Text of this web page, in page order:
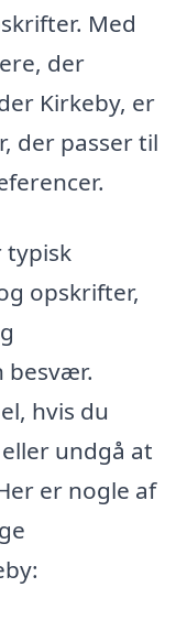
Med
der
Kirkeby, er
der passer til
typisk
opskrifter,
besvær.
hvis du
undgå at
er nogle af